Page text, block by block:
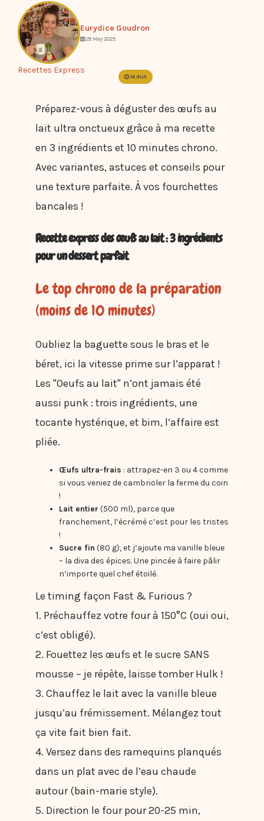
Eurydice Goudron
29 May 2025
14 min
Recettes Express
Préparez-vous à déguster des œufs au
lait ultra onctueux grâce à ma recette
en 3 ingrédients et 10 minutes chrono.
Avec variantes, astuces et conseils pour
une texture parfaite. À vos fourchettes
bancales !
Recette express des œufs au lait : 3 ingrédients
pour un dessert parfait
Le top chrono de la préparation
(moins de 10 minutes)
Oubliez la baguette sous le bras et le
béret, ici la vitesse prime sur l’apparat !
Les "Oeufs au lait" n’ont jamais été
aussi punk : trois ingrédients, une
tocante hystérique, et bim, l’affaire est
pliée.
Œufs ultra-frais : attrapez-en 3 ou 4 comme
si vous veniez de cambrioler la ferme du coin
!
Lait entier (500 ml), parce que
franchement, l’écrémé c’est pour les tristes
!
Sucre fin (80 g), et j’ajoute ma vanille bleue
– la diva des épices. Une pincée à faire pâlir
n’importe quel chef étoilé.
Le timing façon Fast & Furious ?
1. Préchauffez votre four à 150°C (oui oui,
c’est obligé).
2. Fouettez les œufs et le sucre SANS
mousse – je répète, laisse tomber Hulk !
3. Chauffez le lait avec la vanille bleue
jusqu’au frémissement. Mélangez tout
ça vite fait bien fait.
4. Versez dans des ramequins planqués
dans un plat avec de l’eau chaude
autour (bain-marie style).
5. Direction le four pour 20-25 min,